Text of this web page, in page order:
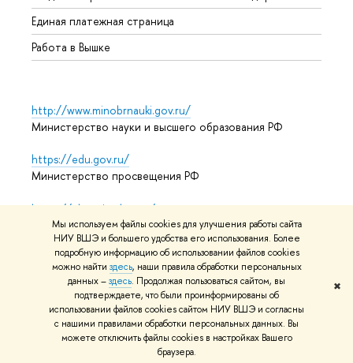
Мы используем файлы cookies для улучшения работы сайта
НИУ ВШЭ и большего удобства его использования. Более
подробную информацию об использовании файлов cookies
можно найти здесь, наши правила обработки персональных
данных –здесь. Продолжая пользоваться сайтом, вы
подтверждаете, что были проинформированы об
использовании файлов cookies сайтом НИУ ВШЭ и согласны
с нашими правилами обработки персональных данных. Вы
можете отключить файлы cookies в настройках Вашего
браузера.
✖
Единая платежная страница
Работа в Вышке
http://www.minobrnauki.gov.ru/
Министерство науки и высшего образования РФ
https://edu.gov.ru/
Министерство просвещения РФ
https://elearning.hse.ru/mooc
Массовые открытые онлайн-курсы
© НИУ ВШЭ 1993–2026 Адреса и контактыУсловия
использования материаловПолитика конфиденциальности
Карта сайта
Редактору